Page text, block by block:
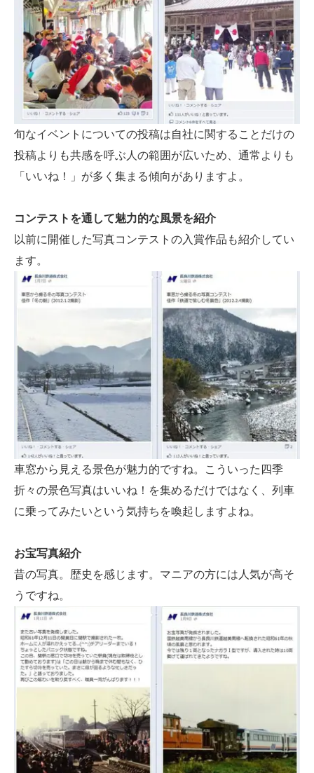
旬なイベントについての投稿は自社に関することだけの
投稿よりも共感を呼ぶ人の範囲が広いため、通常よりも
「いいね！」が多く集まる傾向がありますよ。
コンテストを通して魅力的な風景を紹介
以前に開催した写真コンテストの入賞作品も紹介してい
ます。
車窓から見える景色が魅力的ですね。こういった四季
折々の景色写真はいいね！を集めるだけではなく、列車
に乗ってみたいという気持ちを喚起しますよね。
お宝写真紹介
昔の写真。歴史を感じます。マニアの方には人気が高そ
うですね。